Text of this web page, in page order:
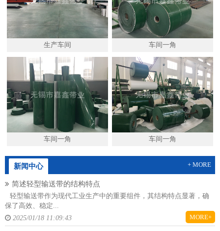
生产车间 车间一角
车间一角 车间一角
新闻中心 + MORE
简述轻型输送带的结构特点
轻型输送带作为现代工业生产中的重要组件，其结构特点显著，确
保了高效、稳定...
2025/01/18 11:09:43
MORE+